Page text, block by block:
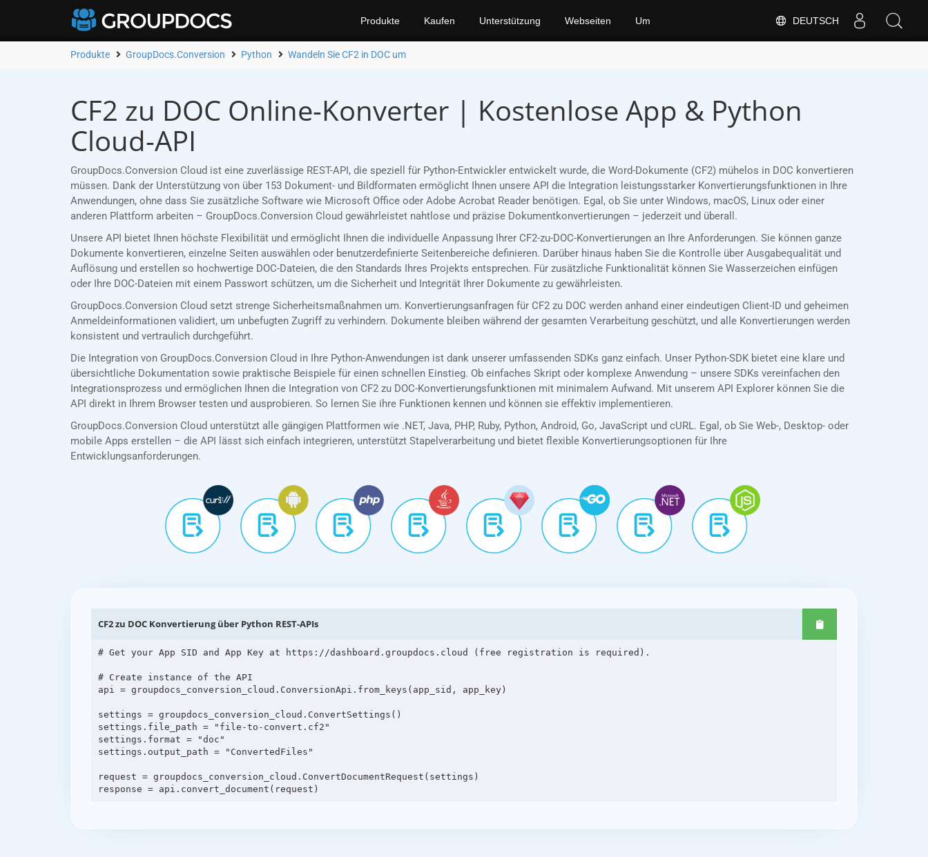
DEUTSCH
Produkte Kaufen Unterstützung Webseiten Um
Produkte GroupDocs.Conversion Python Wandeln Sie CF2 in DOC um
CF2 zu DOC Online-Konverter | Kostenlose App & Python
Cloud-API
GroupDocs.Conversion Cloud ist eine zuverlässige REST-API, die speziell für Python-Entwickler entwickelt wurde, die Word-Dokumente (CF2) mühelos in DOC konvertieren
müssen. Dank der Unterstützung von über 153 Dokument- und Bildformaten ermöglicht Ihnen unsere API die Integration leistungsstarker Konvertierungsfunktionen in Ihre
Anwendungen, ohne dass Sie zusätzliche Software wie Microsoft Office oder Adobe Acrobat Reader benötigen. Egal, ob Sie unter Windows, macOS, Linux oder einer
anderen Plattform arbeiten – GroupDocs.Conversion Cloud gewährleistet nahtlose und präzise Dokumentkonvertierungen – jederzeit und überall.
Unsere API bietet Ihnen höchste Flexibilität und ermöglicht Ihnen die individuelle Anpassung Ihrer CF2-zu-DOC-Konvertierungen an Ihre Anforderungen. Sie können ganze
Dokumente konvertieren, einzelne Seiten auswählen oder benutzerdefinierte Seitenbereiche definieren. Darüber hinaus haben Sie die Kontrolle über Ausgabequalität und
Auflösung und erstellen so hochwertige DOC-Dateien, die den Standards Ihres Projekts entsprechen. Für zusätzliche Funktionalität können Sie Wasserzeichen einfügen
oder Ihre DOC-Dateien mit einem Passwort schützen, um die Sicherheit und Integrität Ihrer Dokumente zu gewährleisten.
GroupDocs.Conversion Cloud setzt strenge Sicherheitsmaßnahmen um. Konvertierungsanfragen für CF2 zu DOC werden anhand einer eindeutigen Client-ID und geheimen
Anmeldeinformationen validiert, um unbefugten Zugriff zu verhindern. Dokumente bleiben während der gesamten Verarbeitung geschützt, und alle Konvertierungen werden
konsistent und vertraulich durchgeführt.
Die Integration von GroupDocs.Conversion Cloud in Ihre Python-Anwendungen ist dank unserer umfassenden SDKs ganz einfach. Unser Python-SDK bietet eine klare und
übersichtliche Dokumentation sowie praktische Beispiele für einen schnellen Einstieg. Ob einfaches Skript oder komplexe Anwendung – unsere SDKs vereinfachen den
Integrationsprozess und ermöglichen Ihnen die Integration von CF2 zu DOC-Konvertierungsfunktionen mit minimalem Aufwand. Mit unserem API Explorer können Sie die
API direkt in Ihrem Browser testen und ausprobieren. So lernen Sie ihre Funktionen kennen und können sie effektiv implementieren.
GroupDocs.Conversion Cloud unterstützt alle gängigen Plattformen wie .NET, Java, PHP, Ruby, Python, Android, Go, JavaScript und cURL. Egal, ob Sie Web-, Desktop- oder
mobile Apps erstellen – die API lässt sich einfach integrieren, unterstützt Stapelverarbeitung und bietet flexible Konvertierungsoptionen für Ihre
Entwicklungsanforderungen.
CF2 zu DOC Konvertierung über Python REST-APIs
# Get your App SID and App Key at https://dashboard.groupdocs.cloud (free registration is required).
# Create instance of the API
api = groupdocs_conversion_cloud.ConversionApi.from_keys(app_sid, app_key)
settings = groupdocs_conversion_cloud.ConvertSettings()
settings.file_path = "file-to-convert.cf2"
settings.format = "doc"
settings.output_path = "ConvertedFiles"
request = groupdocs_conversion_cloud.ConvertDocumentRequest(settings)